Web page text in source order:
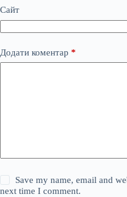
Сайт
Додати коментар *
Save my name, email and
next time I comment.